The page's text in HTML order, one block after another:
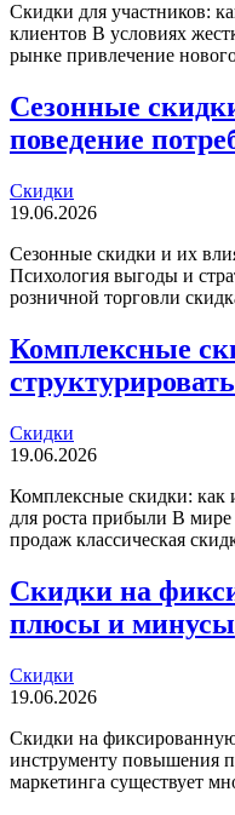
Скидки для участников:
клиентов В условиях
рынке привлечение
Сезонные
поведение
Скидки
19.06.2026
Сезонные скидки и их
Психология выгоды и
розничной торговли
Комплексные
Скидки
19.06.2026
Комплексные скидки: как
для роста прибыли В
продаж классическая
Скидки на
плюсы и минусы
Скидки
19.06.2026
Скидки на
инструменту повышения
маркетинга существует